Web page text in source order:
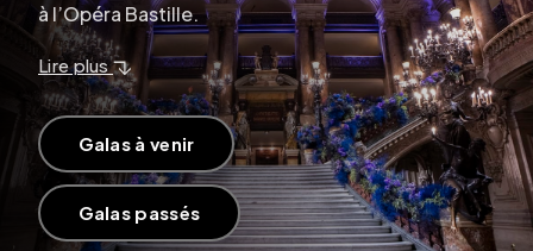
à l’Opéra Bastille.
lire plus
Galas à venir
Galas passés